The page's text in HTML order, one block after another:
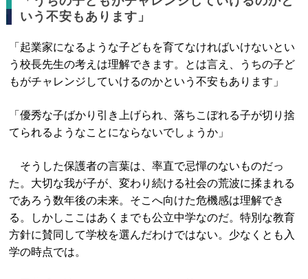
いう不安もあります」
「起業家になるような子どもを育てなければいけないとい
う校長先生の考えは理解できます。とは言え、うちの子ど
もがチャレンジしていけるのかという不安もあります」
「優秀な子ばかり引き上げられ、落ちこぼれる子が切り捨
てられるようなことにならないでしょうか」
そうした保護者の言葉は、率直で忌憚のないものだっ
た。大切な我が子が、変わり続ける社会の荒波に揉まれる
であろう数年後の未来。そこへ向けた危機感は理解でき
る。しかしここはあくまでも公立中学なのだ。特別な教育
方針に賛同して学校を選んだわけではない。少なくとも入
学の時点では。